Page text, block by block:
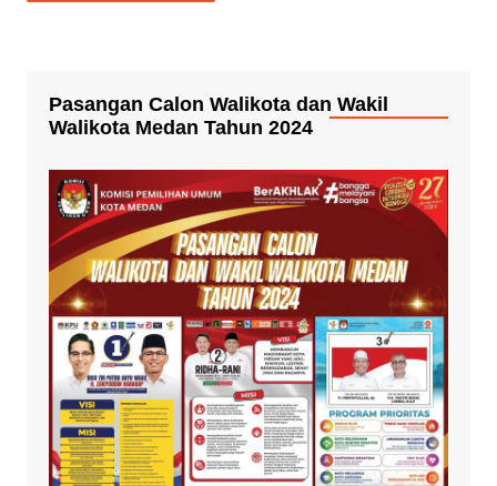
Pasangan Calon Walikota dan Wakil
Walikota Medan Tahun 2024